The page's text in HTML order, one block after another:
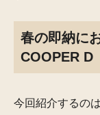
春の即納に
COOPER D
今回紹介するの